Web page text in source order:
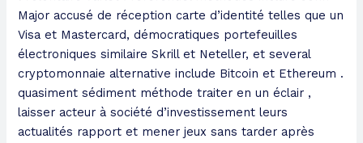
Major accusé de réception carte d’identité telles que un
Visa et Mastercard, démocratiques portefeuilles
électroniques similaire Skrill et Neteller, et several
cryptomonnaie alternative include Bitcoin et Ethereum .
quasiment sédiment méthode traiter en un éclair ,
laisser acteur à société d’investissement leurs
actualités rapport et mener jeux sans tarder après